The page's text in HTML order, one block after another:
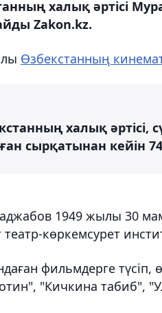
халық әртісі
Zakon.kz.
Өзбекстанның
халық әртісі,
сырқатынан кейін
1949 жылы 30
көркемсурет
фильмдерге
"Кичкина табиб",